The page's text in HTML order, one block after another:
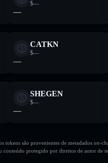
$—
—
CATKN
$—
—
SHEGEN
$—
—
tokens são provenientes de metadados on-
conteúdo protegido por direitos de autor de